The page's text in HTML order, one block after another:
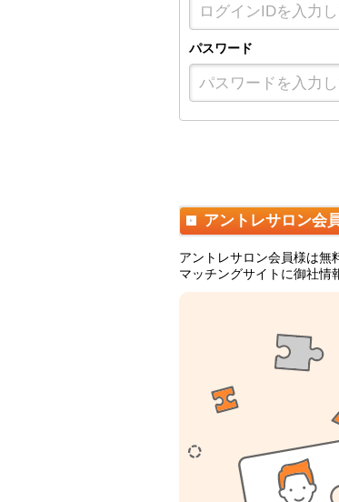
パスワード
アントレサロン会
アントレサロン会員様は無
マッチングサイトに御社情